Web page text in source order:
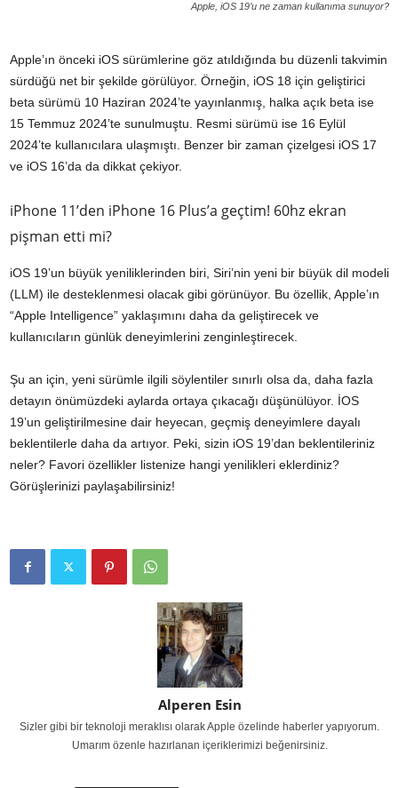
Apple, iOS 19’u ne zaman kullanıma sunuyor?
Apple’ın önceki iOS sürümlerine göz atıldığında bu düzenli takvimin
sürdüğü net bir şekilde görülüyor. Örneğin, iOS 18 için geliştirici
beta sürümü 10 Haziran 2024’te yayınlanmış, halka açık beta ise
15 Temmuz 2024’te sunulmuştu. Resmi sürümü ise 16 Eylül
2024’te kullanıcılara ulaşmıştı. Benzer bir zaman çizelgesi iOS 17
ve iOS 16’da da dikkat çekiyor.
iPhone 11’den iPhone 16 Plus’a geçtim! 60hz ekran
pişman etti mi?
iOS 19’un büyük yeniliklerinden biri, Siri’nin yeni bir büyük dil modeli
(LLM) ile desteklenmesi olacak gibi görünüyor. Bu özellik, Apple’ın
“Apple Intelligence” yaklaşımını daha da geliştirecek ve
kullanıcıların günlük deneyimlerini zenginleştirecek.
Şu an için, yeni sürümle ilgili söylentiler sınırlı olsa da, daha fazla
detayın önümüzdeki aylarda ortaya çıkacağı düşünülüyor. İOS
19’un geliştirilmesine dair heyecan, geçmiş deneyimlere dayalı
beklentilerle daha da artıyor. Peki, sizin iOS 19’dan beklentileriniz
neler? Favori özellikler listenize hangi yenilikleri eklerdiniz?
Görüşlerinizi paylaşabilirsiniz!
Alperen Esin
Sizler gibi bir teknoloji meraklısı olarak Apple özelinde haberler yapıyorum.
Umarım özenle hazırlanan içeriklerimizi beğenirsiniz.